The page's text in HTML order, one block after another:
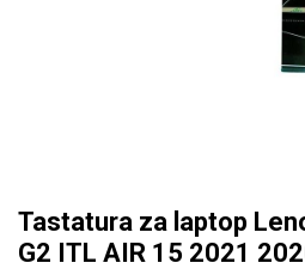
Tastatura za laptop
G2 ITL AIR 15 2021